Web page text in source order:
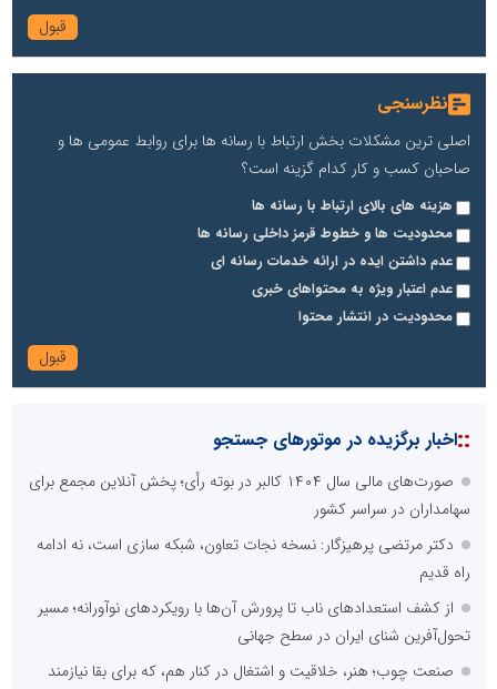
نظرسنجی
اصلی ترین مشکلات بخش ارتباط با رسانه ها برای روابط عمومی ها و
صاحبان کسب و کار کدام گزینه است؟
هزینه های بالای ارتباط با رسانه ها
محدودیت ها و خطوط قرمز داخلی رسانه ها
عدم داشتن ایده در ارائه خدمات رسانه ای
عدم اعتبار ویژه به محتواهای خبری
محدودیت در انتشار محتوا
::اخبار برگزیده در موتورهای جستجو
صورت‌های مالی سال ۱۴۰۴ کالبر در بوته رأی؛ پخش آنلاین مجمع برای
سهامداران در سراسر کشور
دکتر مرتضی پرهیزگار: نسخه نجات تعاون، شبکه سازی است، نه ادامه
راه قدیم
از کشف استعدادهای ناب تا پرورش آن‌ها با رویکردهای نوآورانه؛ مسیر
تحول‌آفرین شنای ایران در سطح جهانی
صنعت چوب؛ هنر، خلاقیت و اشتغال در کنار هم، که برای بقا نیازمند